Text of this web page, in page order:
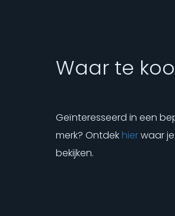
Waar te
Geïnteresseerd in een
merk? Ontdek hierwaar
bekijken.